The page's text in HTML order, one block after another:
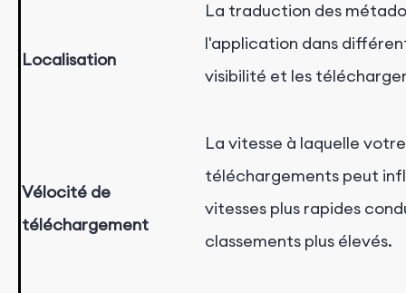
Localisation
La traduction des
l'application dans
visibilité et les
Vélocité de
téléchargement
La vitesse à laquelle
téléchargements peut
vitesses plus rapides
classements plus élevés.